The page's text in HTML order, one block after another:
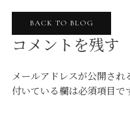
BACK TO BLOG
コメントを残す
メールアドレスが公開され
付いている欄は必須項目で